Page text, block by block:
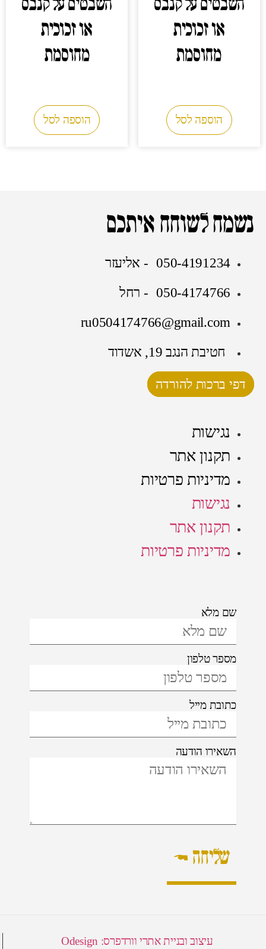
או זכוכית
מחוסמת
הוספה לסל
או זכוכית
מחוסמת
הוספה לסל
נשמח לשוחח איתכם
050-4191234 - אליעזר
050-4174766 - רחל
ru0504174766@gmail.com
חטיבת הנגב 19, אשדוד
דפי ברכות להורדה
נגישות
תקנון אתר
מדיניות פרטיות
נגישות
תקנון אתר
מדיניות פרטיות
שם מלא
מספר טלפון
כתובת מייל
השאירו הודעה
שליחה ←
עיצוב ובניית אתרי וורדפרס: Odesign